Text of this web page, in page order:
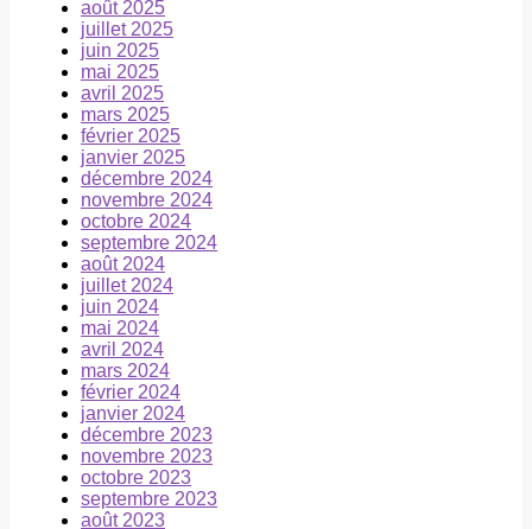
août 2025
juillet 2025
juin 2025
mai 2025
avril 2025
mars 2025
février 2025
janvier 2025
décembre 2024
novembre 2024
octobre 2024
septembre 2024
août 2024
juillet 2024
juin 2024
mai 2024
avril 2024
mars 2024
février 2024
janvier 2024
décembre 2023
novembre 2023
octobre 2023
septembre 2023
août 2023